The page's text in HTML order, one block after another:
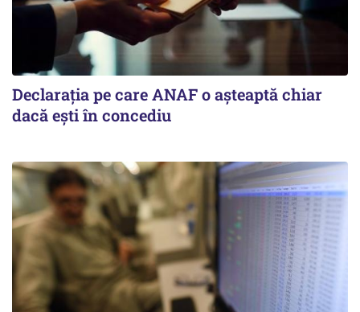
Declarația pe care ANAF o așteaptă chiar
dacă ești în concediu